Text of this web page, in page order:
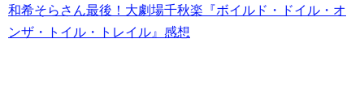
和希そらさん最後！大劇場千秋楽『ボイルド・ドイル・オ
ンザ・トイル・トレイル』感想